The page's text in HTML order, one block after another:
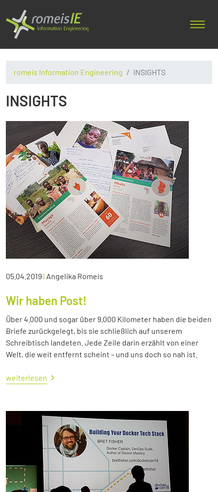
romeis Information Engineering INSIGHTS
INSIGHTS
05.04.2019| Angelika Romeis
Wir haben Post!
Über 4.000 und sogar über 9.000 Kilometer haben die beiden
Briefe zurückgelegt, bis sie schließlich auf unserem
Schreibtisch landeten. Jede Zeile darin erzählt von einer
Welt, die weit entfernt scheint – und uns doch so nah ist.
weiterlesen